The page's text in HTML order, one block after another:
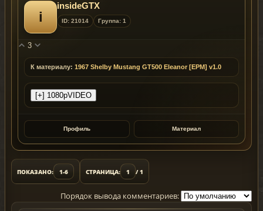
i
insideGTX
ID: 21014 Группа: 1
3
К материалу: 1967 Shelby Mustang GT500 Eleanor [EPM] v1.0
Профиль Материал
ПОКАЗАНО: 1-6 СТРАНИЦА: 1 / 1
Порядок вывода комментариев: